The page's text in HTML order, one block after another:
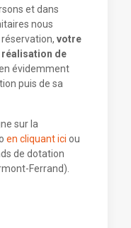
et dans
nous
votre
de
évidemment
puis de sa
sur la
en cliquant ici ou
de dotation
Ferrand).